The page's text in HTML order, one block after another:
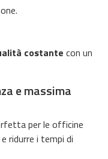
costante con un
e massima
per le officine
ridurre i tempi di